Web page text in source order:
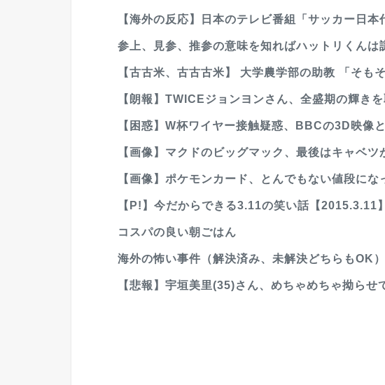
【海外の反応】日本のテレビ番組「サッカー日
参上、見参、推参の意味を知ればハットリくんは
【古古米、古古古米】 大学農学部の助教 「そも
【朗報】TWICEジョンヨンさん、全盛期の輝き
【困惑】W杯ワイヤー接触疑惑、BBCの3D映像
【画像】マクドのビッグマック、最後はキャベツ
【画像】ポケモンカード、とんでもない値段に
【P!】今だからできる3.11の笑い話【2015.3.11】
コスパの良い朝ごはん
海外の怖い事件（解決済み、未解決どちらもOK
【悲報】宇垣美里(35)さん、めちゃめちゃ拗らせ